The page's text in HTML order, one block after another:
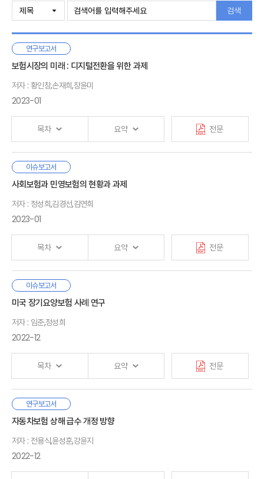
필요성을 시사하고 있다.
근로복지공단의 시장 지배력의 증가가 예상되고, 적립금운용위원회 도입
의무화는 대기업의 사업자 선택에 영향을 줄 수 있으나 사업자와 계열사
(사업장) 간 내부시장(Captive Market)의 구축으로 단기적으로는 큰
변화가 없을 것으로 보인다. 또한 보편적 기금형이 도입되더라도 DB형은
근로자의 참여 유인이 적고 DC형은 집합투자운용 허용 등 추가적 조치가
필요하므로 시장의 변화는 장기적으로 나타날 것으로 전망된다.
퇴직연금 발전을 위한 지배구조 개편 방향은 수급권보호가 강화되고
사업자의 경쟁력이 제고되며, 수탁자의 책임과 권한이 명확히 되도록
설정될 필요가 있다. 이를 고려하여 보험산업은 적극적 투자전략 모색,
경쟁사와 상생연계전략 등을 통해 지배구조 개편에 따른 현실적 대안을
마련해 나갈 필요가 있다.
1. 연구배경 및 목적
2. 선행연구 및 연구구성
Ⅱ. 퇴직연금 지배구조 평가 및 변화
1. 계약형 지배구조와 한계
3. 퇴직연금 지배구조의 다양화와 영향
1. 미국
3. 호주
4. 일본
Ⅳ. 기금형 퇴직연금 도입 영향과 정책방향
1. 기금형 퇴직연금의 도입과 영향
· 참고문헌
· 부록
검색
연구보고서
보험시장의 미래 : 디지털전환을 위한 과제
저자 : 황인창,손재희,장윤미
2023-01
목차 요약 전문
국내 보험산업은 성장성과 수익성이 동반 하락하는 장기적인
추세를 보이고, 소비자 신뢰또한 높지 않은 상황이다. 이러한
신뢰 저하는 근본적으로 보험시장에 내재되어 있는
정보비대칭성과 함께 현재 보험회사 사업모형의 경직성에
의해 발생한다. 이러한 상황을 극복하기 위해 국내
보험산업은 디지털혁신에 대한 관심이 높지만, 현재 국내
보험산업의 디지털전환 수준은 아직 초기단계로 평가된다.
보험시장의 변화를 촉진하는 요인을 소비자, 공급자, 규제
등으로 나누어 살펴보았을 때,
필요성은 더욱 높아질 것으로 예상된다. 보험회사의 기존
고객층은 감소하여 시장이 세분화되는 가운데, 소비자는 사전
위험관리 등 다양한 서비스를 필요로 하고, 보험소비여정에서
새로운 경험을 요구하고 있다. 인력 고령화로 보험산업(특히,
판매채널)의 노동생산성 저하가 심화되고 있으나, 빅데이터
등 신기술의 발전은 가치사슬을 정교화하여 효율성을
혁신을 촉진하기 위해 개방형 생태계 조성을 유도하고 있어
향후 경쟁구도가 개별기업 중심의 단순한 형태에서 생태계를
중심으로 한 복잡한 형태로 변화할 것으로 예상된다.
해외 주요 보험회사의 디지털전환을 살펴보면, 다음과 같은
공통점을 발견할 수 있다. 중
밀접하게 연계되어 있다. 또한 디지털전환 추진 초기에는
Ⅰ. 서론
1. 연구배경 및 목적
2. 선행연구
3. 연구내용 및 구성
Ⅱ. 보험시장의 미래모습
1. 주요동인
2. 미래모습
3. 보험산업의 미래 핵심전략: 디지털전환
1. 현장
2. 사례 분석
3. 시사점
1. 국내 보험산업의 디지털전환
2. 효과적인 디지털전환을 위한 과제
· 참고문헌
이슈보고서
사회보험과 민영보험의 현황과 과제
저자 : 정성희,김경선,김연희
2023-01
목차 요약 전문
우리나라의 의료비 보장 보험제도 중 사회보험인 국민건강보험과
산업재해보상보험, 그리고 민영보험인 자동차보험과
기여해 왔으나, 각기 다른 기관에서 분리·운영됨에 따라 제도 간에
여러 불일치 문제가 발생하고 있다. 모든 보험제도에서는
기본적으로 이중보상 금지라는 보험의 기본 원리에 따라
중복보장을 금지하고 있으나, 각 보험제도의 보상 성격에 따라
소비자의 권리 침해에 대한 문제 혹은 보험자 간의 구상권을
제한하는 경우가 발생한다는 점을 유의할 필요가 있다. 또한 각
의료보장제도는 통합적으로 관리되지 않음에 따라 상호 영향을
주고받게 되는데, 이때 제도별 급여 보상 범위에 차이가 있기
때문에 어떤 제도를 우선 적용하느냐에 따라 소비자 후생이
달라지는 문제가 발생할 수 있다.
보험제도 선택에 따라 소비자 후생이 달라지는 문제를 해결하기
위해서는 각 보험제도의 취지와 제도 간 상호연계성을 고려하여
Ⅰ. 서론
1. 연구배경 및 연구목적
2. 선행연구
Ⅱ. 국민의료비 보험제도 운영 현황
1. 개요
2. 보험제도별 운영 현황
Ⅲ. 국민의료비 보험제도 비교
1. 보험급부
3. 보험금 관리체계
이슈보고서
미국 장기요양보험 사례 연구
저자 : 임준,정성희
2022-12
목차 요약 전문
본 연구에서는 미국 장기요양보험 사례 분석을 통해 ① 상품개발,
② 구조조정, ③ 세제지원의 3가지 측면에서 실손의료보험 관련
첫째, 국내 실손의료보험의 경우 2009년 표준화 이후 주로
Ⅰ. 서론
Ⅱ. 국내 실손의료보험
1. 시장 현황
2. 주요 이슈
연구보고서
자동차보험 상해 급수 개정 방향
저자 : 전용식,윤성훈,강윤지
2022-12